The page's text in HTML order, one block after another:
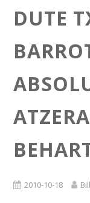
DUTE
2010-10-18